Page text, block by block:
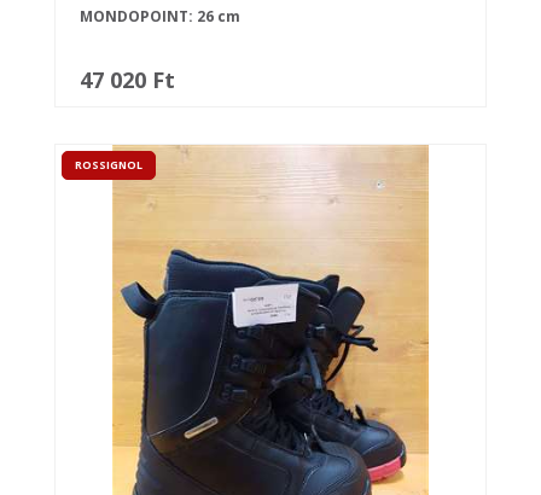
MONDOPOINT: 26 cm
47 020 Ft
ROSSIGNOL